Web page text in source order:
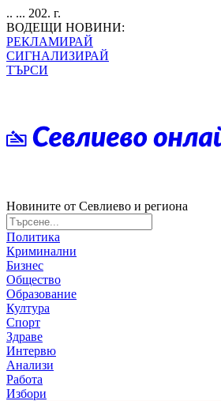
.. ... 202. г.
ВОДЕЩИ НОВИНИ:
РЕКЛАМИРАЙ
СИГНАЛИЗИРАЙ
ТЪРСИ
Новините от Севлиево и региона
Политика
Криминални
Бизнес
Общество
Образование
Култура
Спорт
Здраве
Интервю
Анализи
Работа
Избори